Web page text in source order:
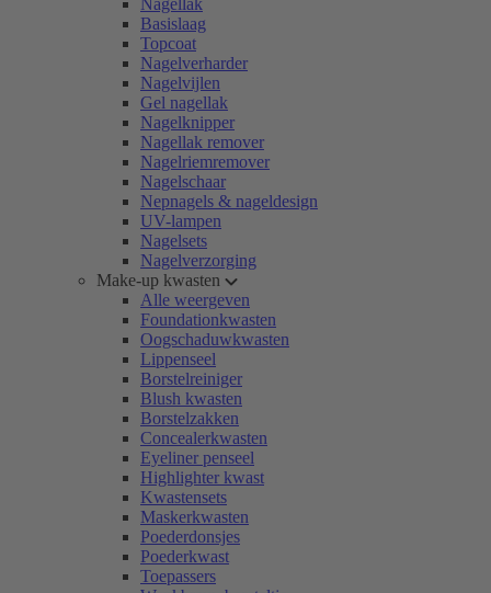
Nagellak
Basislaag
Topcoat
Nagelverharder
Nagelvijlen
Gel nagellak
Nagelknipper
Nagellak remover
Nagelriemremover
Nagelschaar
Nepnagels & nageldesign
UV-lampen
Nagelsets
Nagelverzorging
Make-up kwasten
Alle weergeven
Foundationkwasten
Oogschaduwkwasten
Lippenseel
Borstelreiniger
Blush kwasten
Borstelzakken
Concealerkwasten
Eyeliner penseel
Highlighter kwast
Kwastensets
Maskerkwasten
Poederdonsjes
Poederkwast
Toepassers